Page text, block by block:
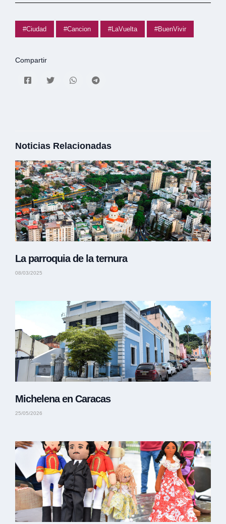
#Ciudad #Cancion #LaVuelta #BuenVivir
Compartir
Noticias Relacionadas
La parroquia de la ternura
08/03/2025
Michelena en Caracas
25/05/2026